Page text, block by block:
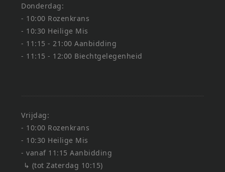
Donderdag:
- 10:00 Rozenkrans
- 10:30 Heilige Mis
- 11:15 - 21:00 Aanbidding
- 11:15 - 12:00 Biechtgelegenheid
Vrijdag:
- 10:00 Rozenkrans
- 10:30 Heilige Mis
- vanaf 11:15 Aanbidding
↳ (tot Zaterdag 10:15)